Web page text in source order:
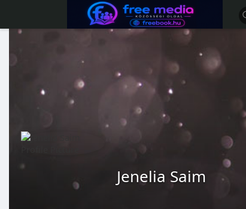
Jenelia Saim